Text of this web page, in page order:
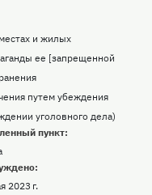
пункт:
и жилых
ее [запрещенной
путем убеждения
уголовного дела)
2023 г.